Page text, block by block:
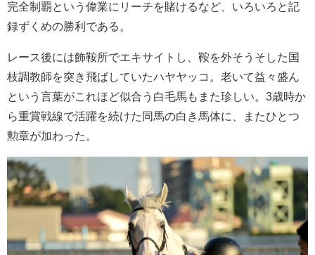
完全制覇という偉業にリーチを賭けるなど、いろいろと記
録ずくめの勝利である。
レース後には飾鞍所でエキサイトし、鞍を外そうそした国
枝調教師を突き飛ばしていたハヤヤッコ。老いて益々盛ん
という言葉がこれほど似合う白毛馬もまた珍しい。3歳時か
ら重賞戦線で活躍を続けた同馬の白き馬体に、またひとつ
勲章が加わった。